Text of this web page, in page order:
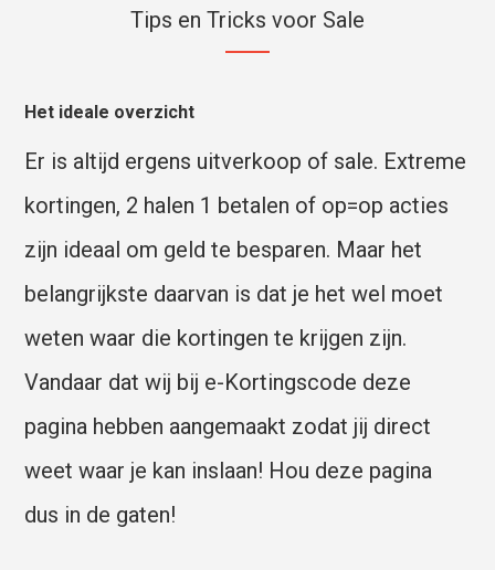
Tips en Tricks voor Sale
Het ideale overzicht
Er is altijd ergens uitverkoop of sale. Extreme
kortingen, 2 halen 1 betalen of op=op acties
zijn ideaal om geld te besparen. Maar het
belangrijkste daarvan is dat je het wel moet
weten waar die kortingen te krijgen zijn.
Vandaar dat wij bij e-Kortingscode deze
pagina hebben aangemaakt zodat jij direct
weet waar je kan inslaan! Hou deze pagina
dus in de gaten!